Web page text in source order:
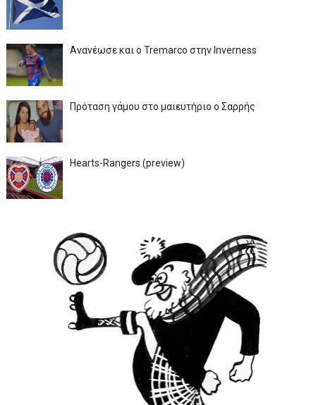
Ανανέωσε και ο Tremarco στην Inverness
Πρόταση γάμου στο μαιευτήριο ο Σαρρής
Hearts-Rangers (preview)